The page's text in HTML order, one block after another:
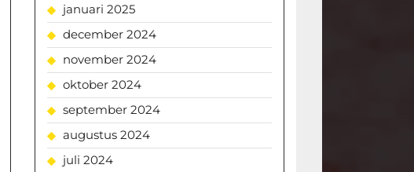
januari 2025
december 2024
november 2024
oktober 2024
september 2024
augustus 2024
juli 2024